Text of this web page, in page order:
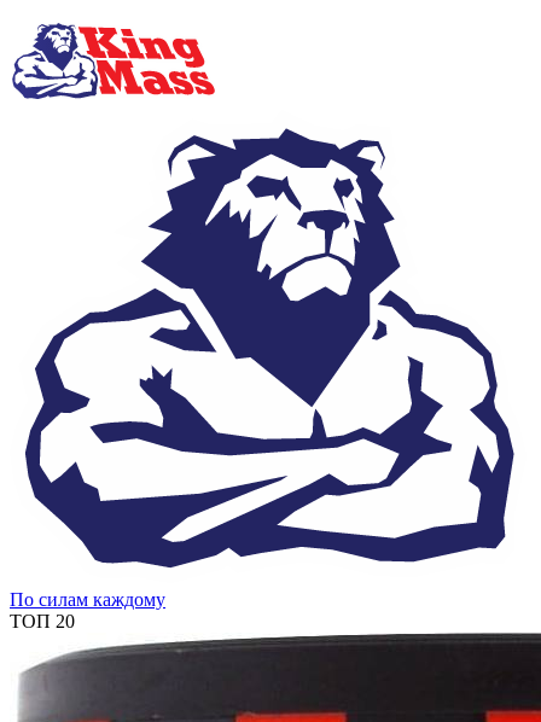
По силам каждому
ТОП 20